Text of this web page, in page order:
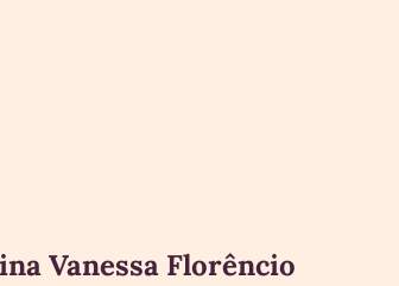
Vanessa Florêncio